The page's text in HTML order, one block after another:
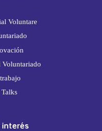
Voluntare
Voluntariado
interés